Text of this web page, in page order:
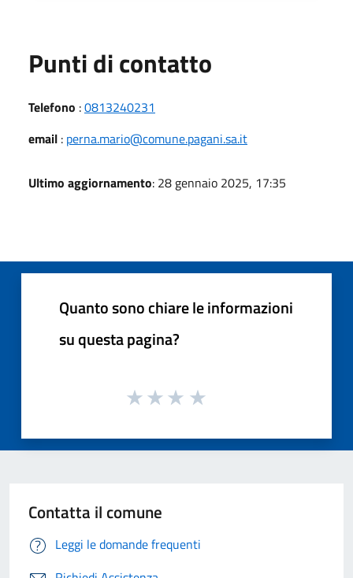
Punti di contatto
Telefono :0813240231
email : perna.mario@comune.pagani.sa.it
Ultimo aggiornamento: 28 gennaio 2025, 17:35
Quanto sono chiare le informazioni
su questa pagina?
Contatta il comune
Leggi le domande frequenti